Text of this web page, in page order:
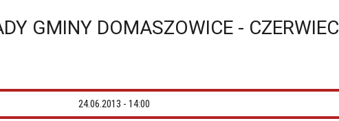
GMINY DOMASZOWICE - CZERWIEC
24.06.2013 - 14:00